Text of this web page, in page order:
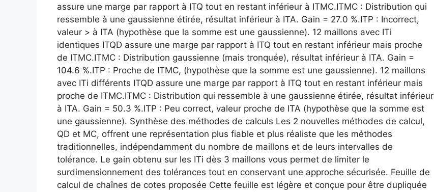
assure une marge par rapport à ITQ tout en restant inférieur à ITMC.ITMC : Distribution qui
ressemble à une gaussienne étirée, résultat inférieur à ITA. Gain = 27.0 %.ITP : Incorrect,
valeur > à ITA (hypothèse que la somme est une gaussienne). 12 maillons avec ITi
identiques ITQD assure une marge par rapport à ITQ tout en restant inférieur mais proche
de ITMC.ITMC : Distribution gaussienne (mais tronquée), résultat inférieur à ITA. Gain =
104.6 %.ITP : Proche de ITMC, (hypothèse que la somme est une gaussienne). 12 maillons
avec ITi différents ITQD assure une marge par rapport à ITQ tout en restant inférieur mais
proche de ITMC.ITMC : Distribution qui ressemble à une gaussienne étirée, résultat inférieur
à ITA. Gain = 50.3 %.ITP : Peu correct, valeur proche de ITA (hypothèse que la somme est
une gaussienne). Synthèse des méthodes de calculs Les 2 nouvelles méthodes de calcul,
QD et MC, offrent une représentation plus fiable et plus réaliste que les méthodes
traditionnelles, indépendamment du nombre de maillons et de leurs intervalles de
tolérance. Le gain obtenu sur les ITi dès 3 maillons vous permet de limiter le
surdimensionnement des tolérances tout en conservant une approche sécurisée. Feuille de
calcul de chaînes de cotes proposée Cette feuille est légère et conçue pour être dupliquée